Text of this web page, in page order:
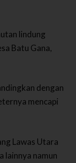
lindung
Batu Gana,
dengan
mencapi
Lawas Utara
lainnya namun